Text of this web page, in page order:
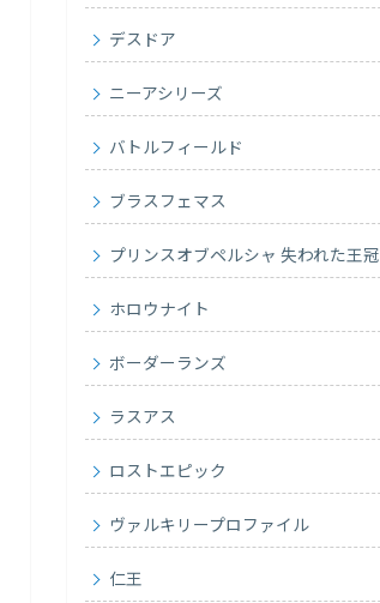
デスドア
ニーアシリーズ
バトルフィールド
ブラスフェマス
プリンスオブペルシャ 失われた王冠
ホロウナイト
ボーダーランズ
ラスアス
ロストエピック
ヴァルキリープロファイル
仁王